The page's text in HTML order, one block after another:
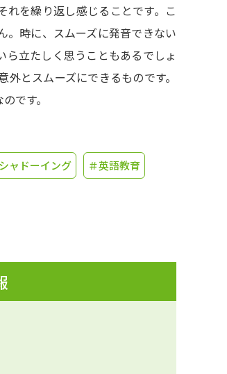
大学で学びたい学問発見
学問のミニ講義「夢ナビ講義」
資料の料金のお支払いについて
れを繰り返し感じることです。こ
。時に、スムーズに発音できない
ら立たしく思うこともあるでしょ
とスムーズにできるものです。
です。
ャドーイング ＃英語教育